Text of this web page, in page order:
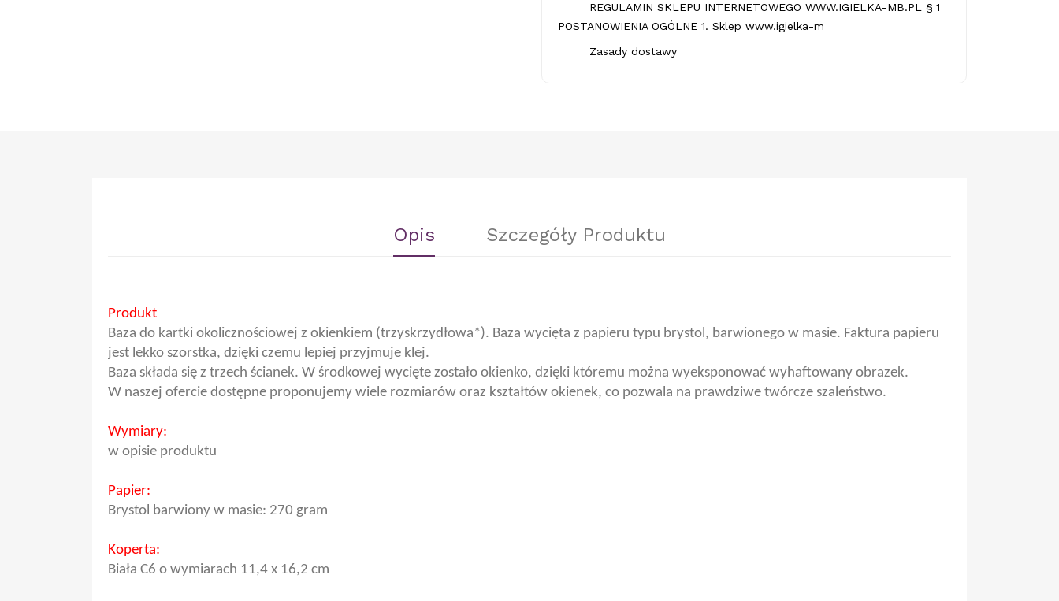
REGULAMIN SKLEPU INTERNETOWEGO WWW.IGIELKA-MB.PL § 1
POSTANOWIENIA OGÓLNE 1. Sklep www.igielka-m
Zasady dostawy
Opis Szczegóły Produktu
Produkt
Baza do kartki okolicznościowej z okienkiem (trzyskrzydłowa*). Baza wycięta z papieru typu brystol, barwionego w masie. Faktura papieru
jest lekko szorstka, dzięki czemu lepiej przyjmuje klej.
Baza składa się z trzech ścianek. W środkowej wycięte zostało okienko, dzięki któremu można wyeksponować wyhaftowany obrazek.
W naszej ofercie dostępne proponujemy wiele rozmiarów oraz kształtów okienek, co pozwala na prawdziwe twórcze szaleństwo.
Wymiary:
w opisie produktu
Papier:
Brystol barwiony w masie: 270 gram
Koperta:
Biała C6 o wymiarach 11,4 x 16,2 cm